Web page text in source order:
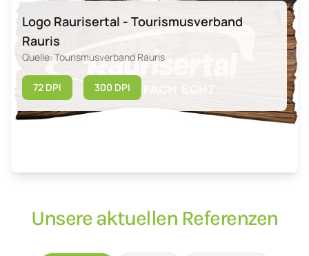
Logo Raurisertal - Tourismusverband
Rauris
Quelle: Tourismusverband Rauris
72 DPI 300 DPI
Unsere aktuellen Referenzen